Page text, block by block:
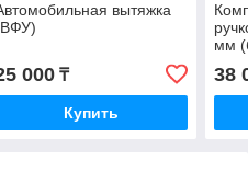
вытяжка
000₸
Купить
мм
38